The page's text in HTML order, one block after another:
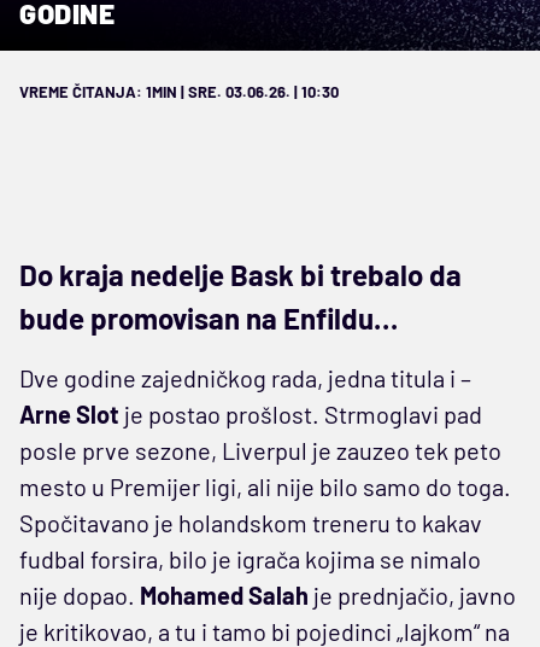
GODINE
VREME ČITANJA: 1MIN | SRE. 03.06.26. | 10:30
Do kraja nedelje Bask bi trebalo da
bude promovisan na Enfildu…
Dve godine zajedničkog rada, jedna titula i –
Arne Slot je postao prošlost. Strmoglavi pad
posle prve sezone, Liverpul je zauzeo tek peto
mesto u Premijer ligi, ali nije bilo samo do toga.
Spočitavano je holandskom treneru to kakav
fudbal forsira, bilo je igrača kojima se nimalo
nije dopao. Mohamed Salah je prednjačio, javno
je kritikovao, a tu i tamo bi pojedinci „lajkom“ na